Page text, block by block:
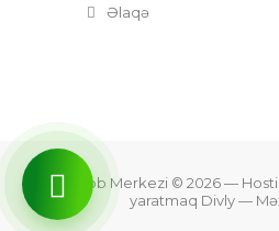
Əlaqə
Zefer Tibb Merkezi © 2026—
yaratmaq Divly—